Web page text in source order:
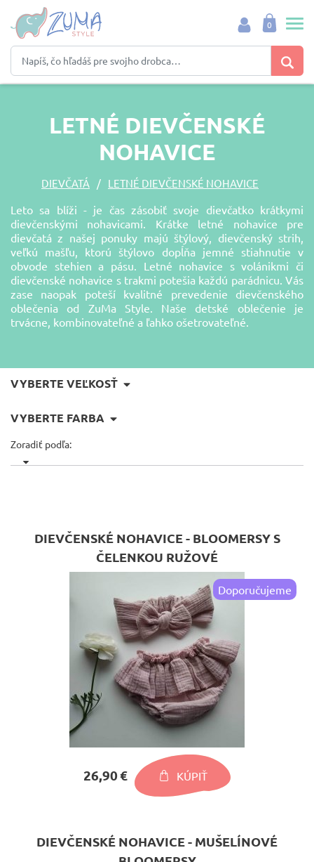
0
LETNÉ DIEVČENSKÉ
NOHAVICE
DIEVČATÁ LETNÉ DIEVČENSKÉ NOHAVICE
Leto sa blíži - je čas zásobiť svoje dievčatko krátkymi
dievčenskými nohavicami. Krátke letné nohavice pre
dievčatá z našej ponuky majú štýlový, dievčenský strih,
veľkú mašľu, ktorú štýlovo dopĺňa jemné stiahnutie v
obvode stehien a pásu. Letné nohavice s volánikmi či
dievčenské nohavice s trakmi potešia každú parádnicu. Vás
zase naopak poteší kvalitné prevedenie dievčenského
oblečenia od ZuMa Style. Naše detské oblečenie je
trvácne, kombinovateľné a ľahko ošetrovateľné.
VYBERTE VEĽKOSŤ
VYBERTE FARBA
Zoradiť podľa:
DIEVČENSKÉ NOHAVICE - BLOOMERSY S
ČELENKOU RUŽOVÉ
Doporučujeme
26,90 € KÚPIŤ
DIEVČENSKÉ NOHAVICE - MUŠELÍNOVÉ